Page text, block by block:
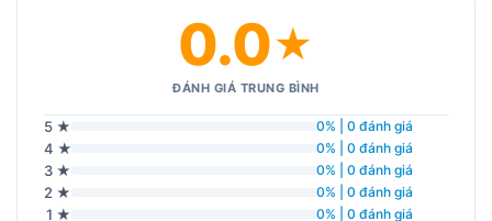
0.0★
ĐÁNH GIÁ TRUNG BÌNH
5 ★ 0% | 0 đánh giá
4 ★ 0% | 0 đánh giá
3 ★ 0% | 0 đánh giá
2 ★ 0% | 0 đánh giá
1 ★ 0% | 0 đánh giá